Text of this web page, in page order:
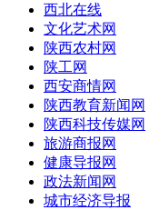
西北在线
文化艺术网
陕西农村网
陕工网
西安商情网
陕西教育新闻网
陕西科技传媒网
旅游商报网
健康导报网
政法新闻网
城市经济导报